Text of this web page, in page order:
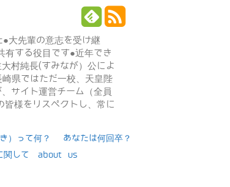
大先輩の意志を受け継
有する役目です●近年でき
村純長(すみなが）公によ
県ではただ一校、天皇陛
サイト運営チーム（全員
様をリスペクトし、常に
）って何？
あなたは何回卒？
関して about us